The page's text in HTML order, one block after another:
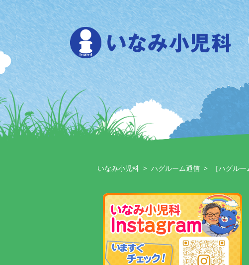
Skip
to
content
いなみ小児科 > ハグルーム通信 > ［ハグル